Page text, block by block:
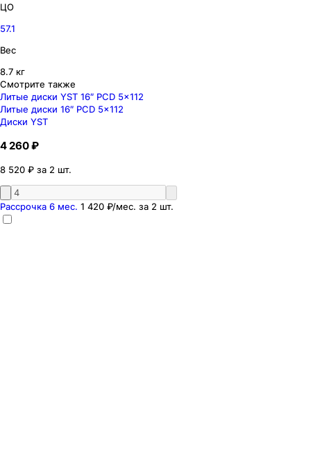
ЦО
57.1
Вес
8.7 кг
Смотрите также
Литые диски YST 16″ PCD 5x112
Литые диски 16″ PCD 5x112
Диски YST
4 260 ₽
8 520 ₽ за 2 шт.
Рассрочка 6 мес. 1 420 ₽/мес. за 2 шт.